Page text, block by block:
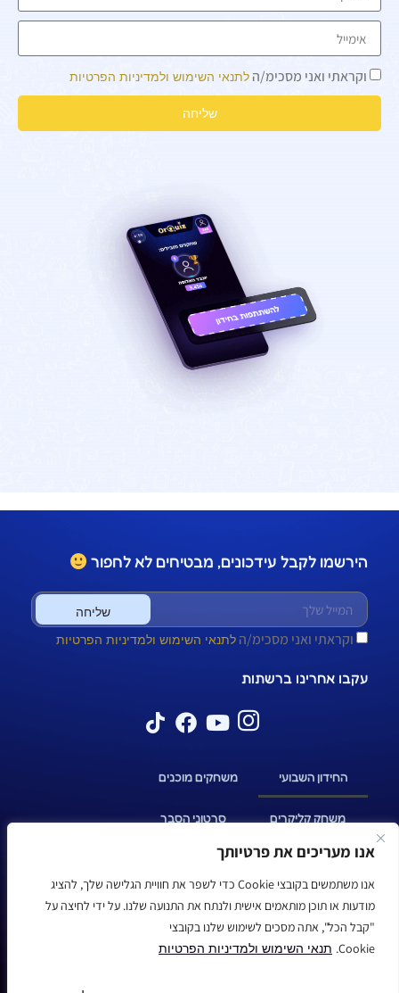
אנו מעריכים את פרטיותך
אנו משתמשים בקובצי Cookie כדי לשפר את חוויית הגלישה שלך, להציג
מודעות או תוכן מותאמים אישית ולנתח את התנועה שלנו. על ידי לחיצה על
"קבל הכל", אתה מסכים לשימוש שלנו בקובצי
Cookie. תנאי השימוש ולמדיניות הפרטיות
וקראתי ואני מסכימ/ה לתנאי השימוש ולמדיניות הפרטיות
שליחה
הירשמו לקבל עידכונים, מבטיחים לא לחפור
וקראתי ואני מסכימ/ה לתנאי השימוש ולמדיניות הפרטיות
שליחה
עקבו אחרינו ברשתות
החידון השבועי משחקים מוכנים
משחק קליקרים סרטוני הסבר
יצירת קשר בלוג